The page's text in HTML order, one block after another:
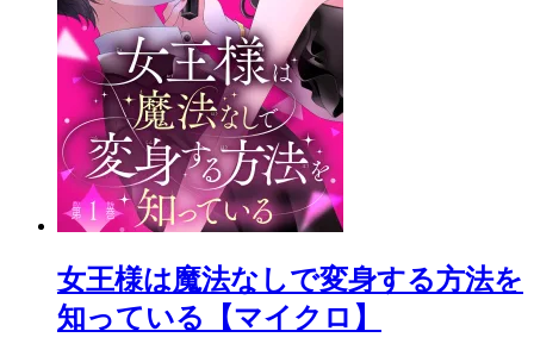
女王様は魔法なしで変身する方法を
知っている【マイクロ】